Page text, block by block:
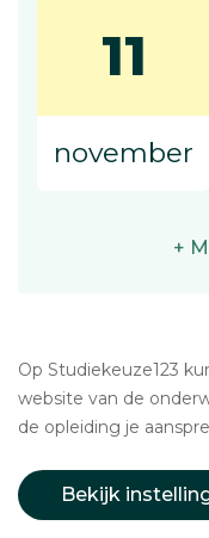
11
november
+
Op Studiekeuze123
website van de
de opleiding je
Bekijk